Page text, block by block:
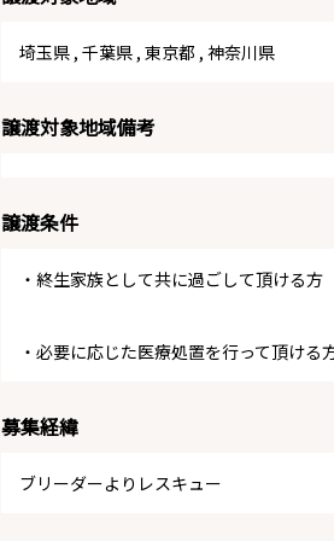
埼玉県 , 千葉県 , 東京都 , 神奈川県
譲渡対象地域備考
譲渡条件
・終生家族として共に過ごして頂ける方
・必要に応じた医療処置を行って頂ける
募集経緯
ブリーダーよりレスキュー